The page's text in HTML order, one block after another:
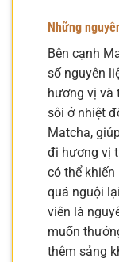
Những
Bên cạnh
số nguyên
hương vị và
sôi ở nhiệt
Matcha,
đi hương vị
có thể
quá nguội
viên là
muốn
thêm sảng